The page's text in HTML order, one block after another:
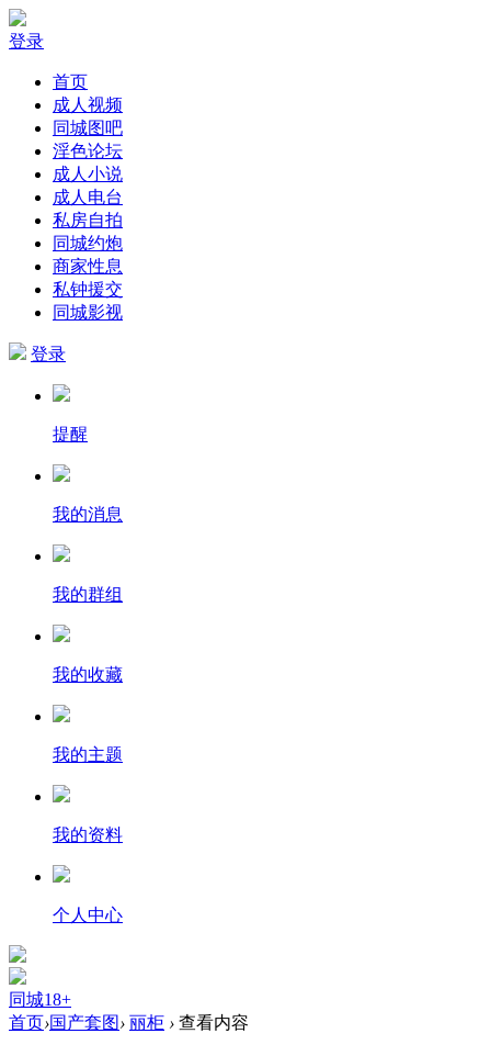
登录
首页
成人视频
同城图吧
淫色论坛
成人小说
成人电台
私房自拍
同城约炮
商家性息
私钟援交
同城影视
登录
提醒
我的消息
我的群组
我的收藏
我的主题
我的资料
个人中心
同城18+
首页›国产套图› 丽柜 › 查看内容